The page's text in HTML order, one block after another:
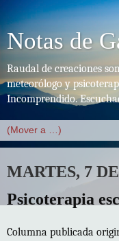
Notas de
Raudal de creaciones
meteorólogo y
Incomprendido.
MARTES, 7
Psicoterapia
Columna publicada